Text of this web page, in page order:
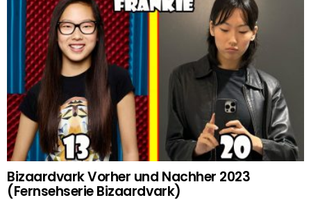
Bizaardvark Vorher und Nachher 2023
(Fernsehserie Bizaardvark)